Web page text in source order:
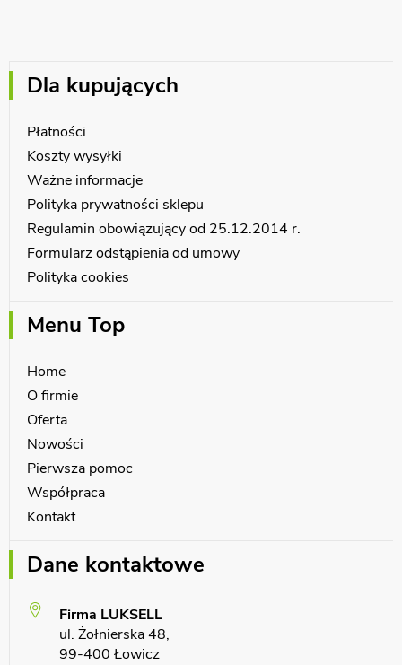
Dla kupujących
Płatności
Koszty wysyłki
Ważne informacje
Polityka prywatności sklepu
Regulamin obowiązujący od 25.12.2014 r.
Formularz odstąpienia od umowy
Polityka cookies
Menu Top
Home
O firmie
Oferta
Nowości
Pierwsza pomoc
Współpraca
Kontakt
Dane kontaktowe
Firma LUKSELL
ul. Żołnierska 48,
99-400 Łowicz